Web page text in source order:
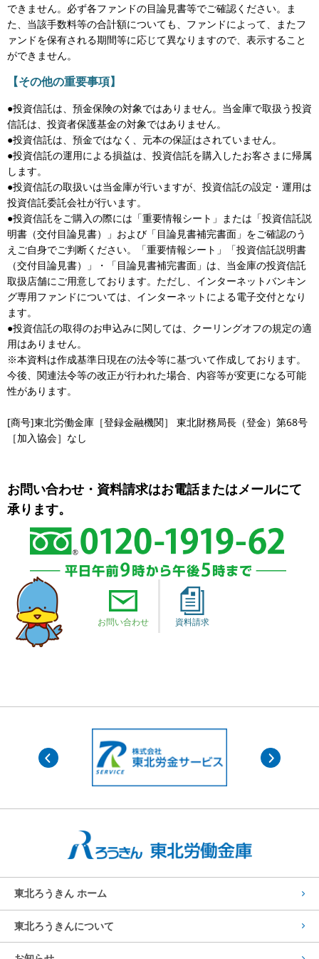
できません。必ず各ファンドの目論見書等でご確認ください。ま
た、当該手数料等の合計額についても、ファンドによって、またフ
ァンドを保有される期間等に応じて異なりますので、表示すること
ができません。
【その他の重要事項】
●投資信託は、預金保険の対象ではありません。当金庫で取扱う投資
信託は、投資者保護基金の対象ではありません。
●投資信託は、預金ではなく、元本の保証はされていません。
●投資信託の運用による損益は、投資信託を購入したお客さまに帰属
します。
●投資信託の取扱いは当金庫が行いますが、投資信託の設定・運用は
投資信託委託会社が行います。
●投資信託をご購入の際には「重要情報シート」または「投資信託説
明書（交付目論見書）」および「目論見書補完書面」をご確認のう
えご自身でご判断ください。「重要情報シート」「投資信託説明書
（交付目論見書）」・「目論見書補完書面」は、当金庫の投資信託
取扱店舗にご用意しております。ただし、インターネットバンキン
グ専用ファンドについては、インターネットによる電子交付となり
ます。
●投資信託の取得のお申込みに関しては、クーリングオフの規定の適
用はありません。
※本資料は作成基準日現在の法令等に基づいて作成しております。
今後、関連法令等の改正が行われた場合、内容等が変更になる可能
性があります。
[商号]東北労働金庫［登録金融機関］ 東北財務局長（登金）第68号
［加入協会］なし
お問い合わせ・資料請求はお電話またはメールにて
承ります。
お問い合わせ 資料請求
東北ろうきん ホーム
東北ろうきんについて